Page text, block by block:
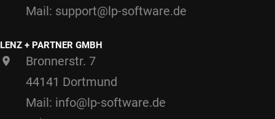
Mail: support@lp-software.de
LENZ + PARTNER GMBH
Bronnerstr. 7
44141 Dortmund
Mail: info@lp-software.de